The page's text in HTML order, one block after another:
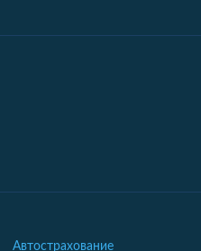
Автострахование